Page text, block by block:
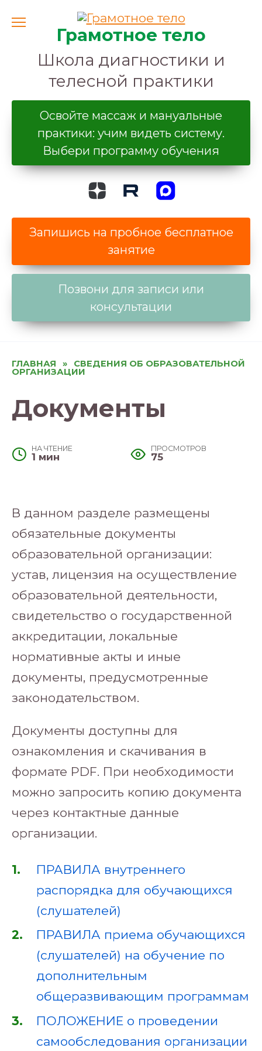
содержаниюГрамотное тело
Школа диагностики и
телесной практики
Освойте массаж и мануальные
практики: учим видеть систему.
Выбери программу обучения
Запишись на пробное бесплатное
занятие
Позвони для записи или
консультации
ГЛАВНАЯ » СВЕДЕНИЯ ОБ ОБРАЗОВАТЕЛЬНОЙ
ОРГАНИЗАЦИИ
Документы
НА ЧТЕНИЕ
1 мин
ПРОСМОТРОВ
75
В данном разделе размещены
обязательные документы
образовательной организации:
устав, лицензия на осуществление
образовательной деятельности,
свидетельство о государственной
аккредитации, локальные
нормативные акты и иные
документы, предусмотренные
законодательством.
Документы доступны для
ознакомления и скачивания в
формате PDF. При необходимости
можно запросить копию документа
через контактные данные
организации.
ПРАВИЛА внутреннего
распорядка для обучающихся
(слушателей)
ПРАВИЛА приема обучающихся
(слушателей) на обучение по
дополнительным
общеразвивающим программам
ПОЛОЖЕНИЕ о проведении
самообследования организации